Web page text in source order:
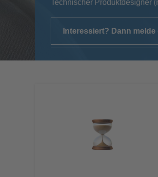
Technischer Produktdesigner
Interessiert? Dann